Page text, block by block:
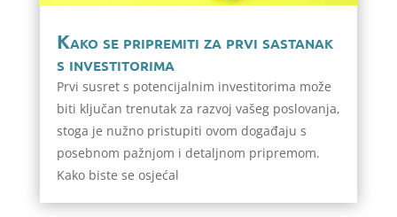
Kako se pripremiti za prvi sastanak
s investitorima
Prvi susret s potencijalnim investitorima može
biti ključan trenutak za razvoj vašeg poslovanja,
stoga je nužno pristupiti ovom događaju s
posebnom pažnjom i detaljnom pripremom.
Kako biste se osjećal